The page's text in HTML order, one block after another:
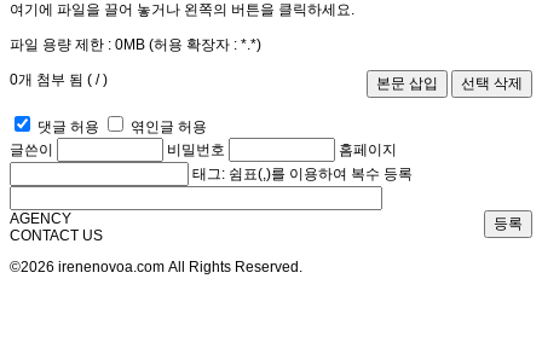
여기에 파일을 끌어 놓거나 왼쪽의 버튼을 클릭하세요.
파일 용량 제한 : 0MB (허용 확장자 : *.*)
0개 첨부 됨 ( /)
댓글 허용
엮인글 허용
글쓴이
비밀번호
홈페이지
태그: 쉼표(,)를 이용하여 복수 등록
등록
AGENCY
CONTACT US
©2026 irenenovoa.com All Rights Reserved.